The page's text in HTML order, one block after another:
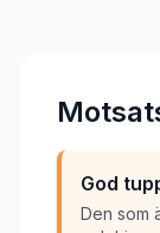
God
Den som